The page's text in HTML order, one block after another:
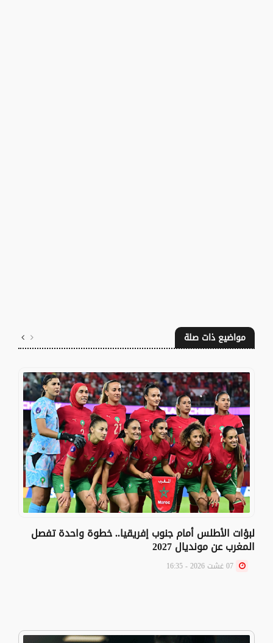
مواضيع ذات صلة
لبؤات الأطلس أمام جنوب إفريقيا.. خطوة واحدة تفصل
المغرب عن مونديال 2027